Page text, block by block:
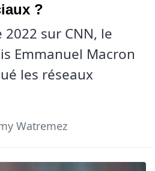
?
sur CNN, le
Emmanuel Macron
les réseaux
Watremez